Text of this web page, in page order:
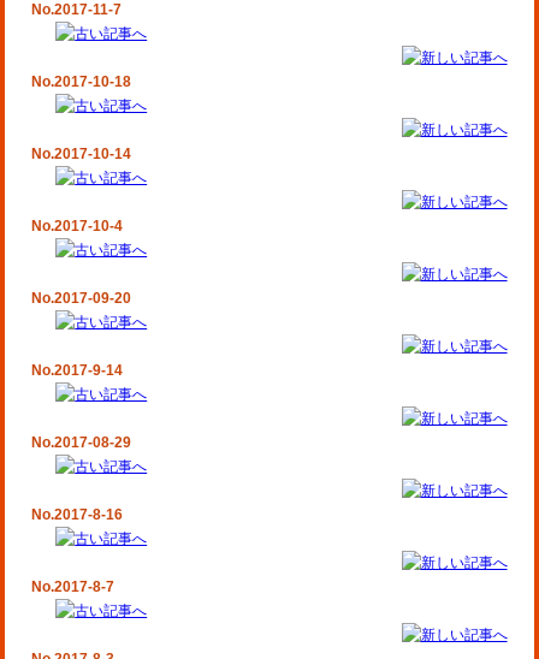
No.2017-11-7
No.2017-10-18
No.2017-10-14
No.2017-10-4
No.2017-09-20
No.2017-9-14
No.2017-08-29
No.2017-8-16
No.2017-8-7